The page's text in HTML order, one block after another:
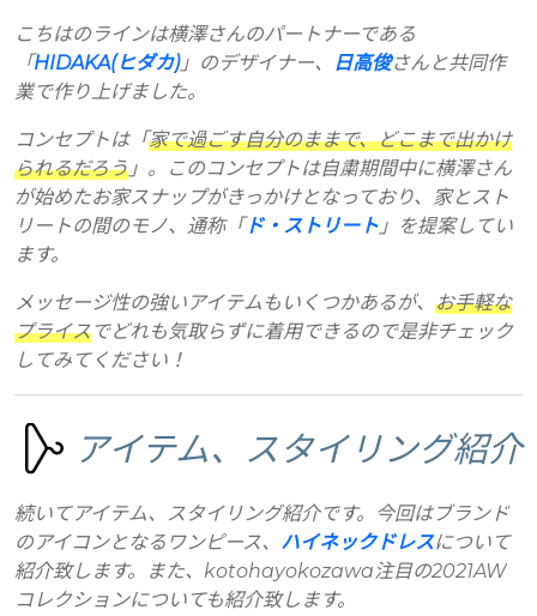
こちはのラインは横澤さんのパートナーである
「HIDAKA(ヒダカ)」のデザイナー、 日高俊さんと共同作
業で作り上げました。
コンセプトは「家で過ごす自分のままで、どこまで出かけ
られるだろう 」。このコンセプトは自粛期間中に横澤さん
が始めたお家スナップがきっかけとなっており、家とスト
リートの間のモノ、通称「 ド・ストリート 」を提案してい
ます。
メッセージ性の強いアイテムもいくつかあるが、 お手軽な
プライスでどれも気取らずに着用できるので是非チェック
してみてください！
アイテム、スタイリング紹介
続いてアイテム、スタイリング紹介です。今回はブランド
のアイコンとなるワンピース、 ハイネックドレスについて
紹介致します。また、kotohayokozawa注目の2021AW
コレクションについても紹介致します。